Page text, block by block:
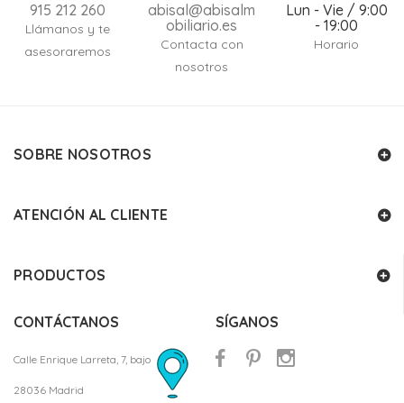
915 212 260
Llámanos y te
asesoraremos
abisal@abisalm
obiliario.es
Contacta con
nosotros
Lun - Vie / 9:00
- 19:00
Horario
SOBRE NOSOTROS
ATENCIÓN AL CLIENTE
PRODUCTOS
CONTÁCTANOS
Calle Enrique Larreta, 7, bajo
28036 Madrid
SÍGANOS